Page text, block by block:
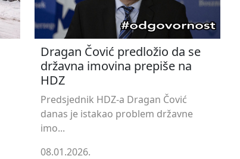
Dragan Čović predložio da se
državna imovina prepiše na
HDZ
Predsjednik HDZ-a Dragan Čović
danas je istakao problem državne
imo...
08.01.2026.